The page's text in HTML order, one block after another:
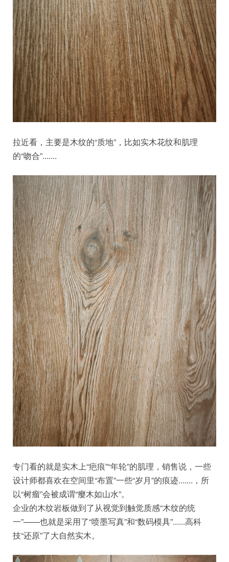
拉近看，主要是木纹的“质地”，比如实木花纹和肌理
的“吻合”.......
专门看的就是实木上“疤痕”“年轮”的肌理，销售说，一些
设计师都喜欢在空间里“布置”一些“岁月”的痕迹.......，所
以“树瘤”会被成谓“瘿木如山水”。
企业的木纹岩板做到了从视觉到触觉质感“木纹的统
一”——也就是采用了“喷墨写真”和“数码模具”......高科
技“还原”了大自然实木。